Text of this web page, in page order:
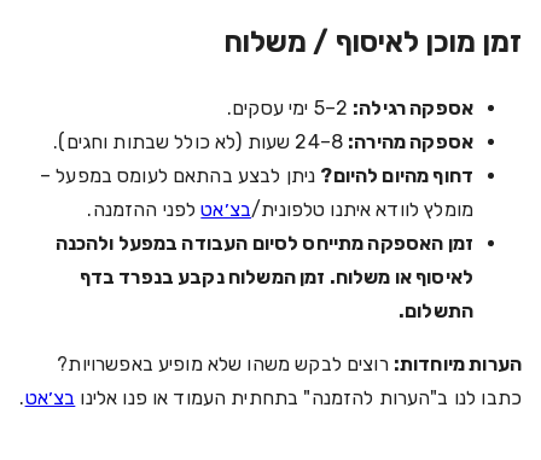
זמן מוכן לאיסוף / משלוח
אספקה רגילה:
אספקה מהירה:
דחוף מהיום להיום? ניתן לבצע בהתאם לעומס במפעל –
מומלץ לוודא איתנו טלפונית/בצ׳אטלפני ההזמנה.
זמן האספקה מתייחס לסיום העבודה במפעל ולהכנה
לאיסוף או משלוח. זמן המשלוח נקבע בנפרד בדף
התשלום.
הערות מיוחדות: רוצים לבקש משהו שלא מופיע באפשרויות?
כתבו לנו ב"הערות להזמנה" בתחתית העמוד או פנו אלינו בצ׳אט.